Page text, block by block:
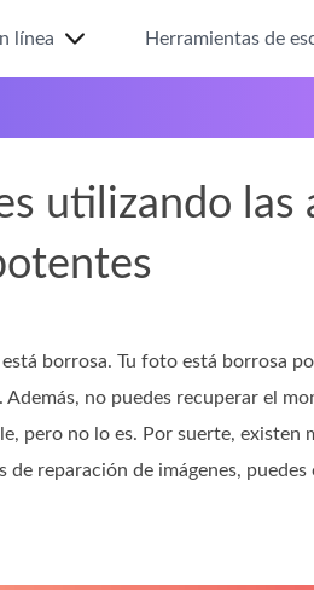
línea Herramientas de
utilizando las
borrosa. Tu foto está borrosa
no puedes recuperar el
pero no lo es. Por suerte, existen
reparación de imágenes,